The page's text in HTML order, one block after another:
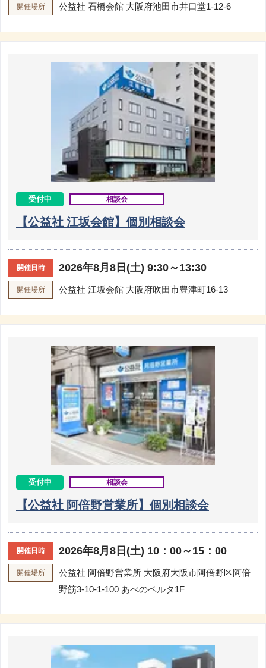
開催場所 公益社 石橋会館 大阪府池田市井口堂1-12-6
受付中 相談会
【公益社 江坂会館】個別相談会
開催日時 2026年8月8日(土) 9:30～13:30
開催場所 公益社 江坂会館 大阪府吹田市豊津町16-13
受付中 相談会
【公益社 阿倍野営業所】個別相談会
開催日時 2026年8月8日(土) 10：00～15：00
開催場所 公益社 阿倍野営業所 大阪府大阪市阿倍野区阿倍
野筋3-10-1-100 あべのベルタ1F